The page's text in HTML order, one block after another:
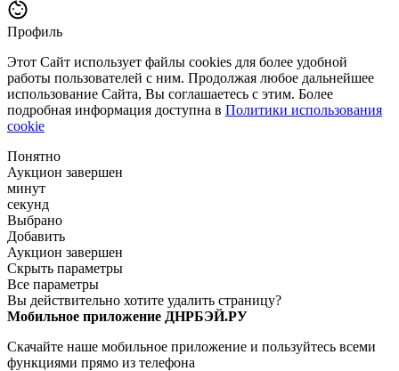
Профиль
Этот Сайт использует файлы cookies для более удобной
работы пользователей с ним. Продолжая любое дальнейшее
использование Сайта, Вы соглашаетесь с этим. Более
подробная информация доступна в Политики использования
cookie
Понятно
Аукцион завершен
минут
секунд
Выбрано
Добавить
Аукцион завершен
Скрыть параметры
Все параметры
Вы действительно хотите удалить страницу?
Мобильное приложение ДНРБЭЙ.РУ
Скачайте наше мобильное приложение и пользуйтесь всеми
функциями прямо из телефона